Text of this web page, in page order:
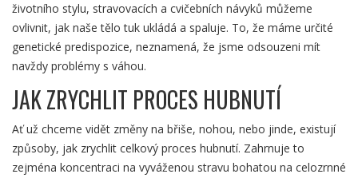
životního stylu, stravovacích a cvičebních návyků můžeme
ovlivnit, jak naše tělo tuk ukládá a spaluje. To, že máme určité
genetické predispozice, neznamená, že jsme odsouzeni mít
navždy problémy s váhou.
JAK ZRYCHLIT PROCES HUBNUTÍ
Ať už chceme vidět změny na břiše, nohou, nebo jinde, existují
způsoby, jak zrychlit celkový proces hubnutí. Zahrnuje to
zejména koncentraci na vyváženou stravu bohatou na celozrnné